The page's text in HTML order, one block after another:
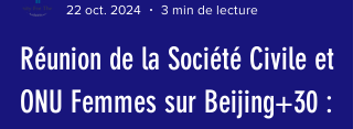
22 oct. 2024
3 min de lecture